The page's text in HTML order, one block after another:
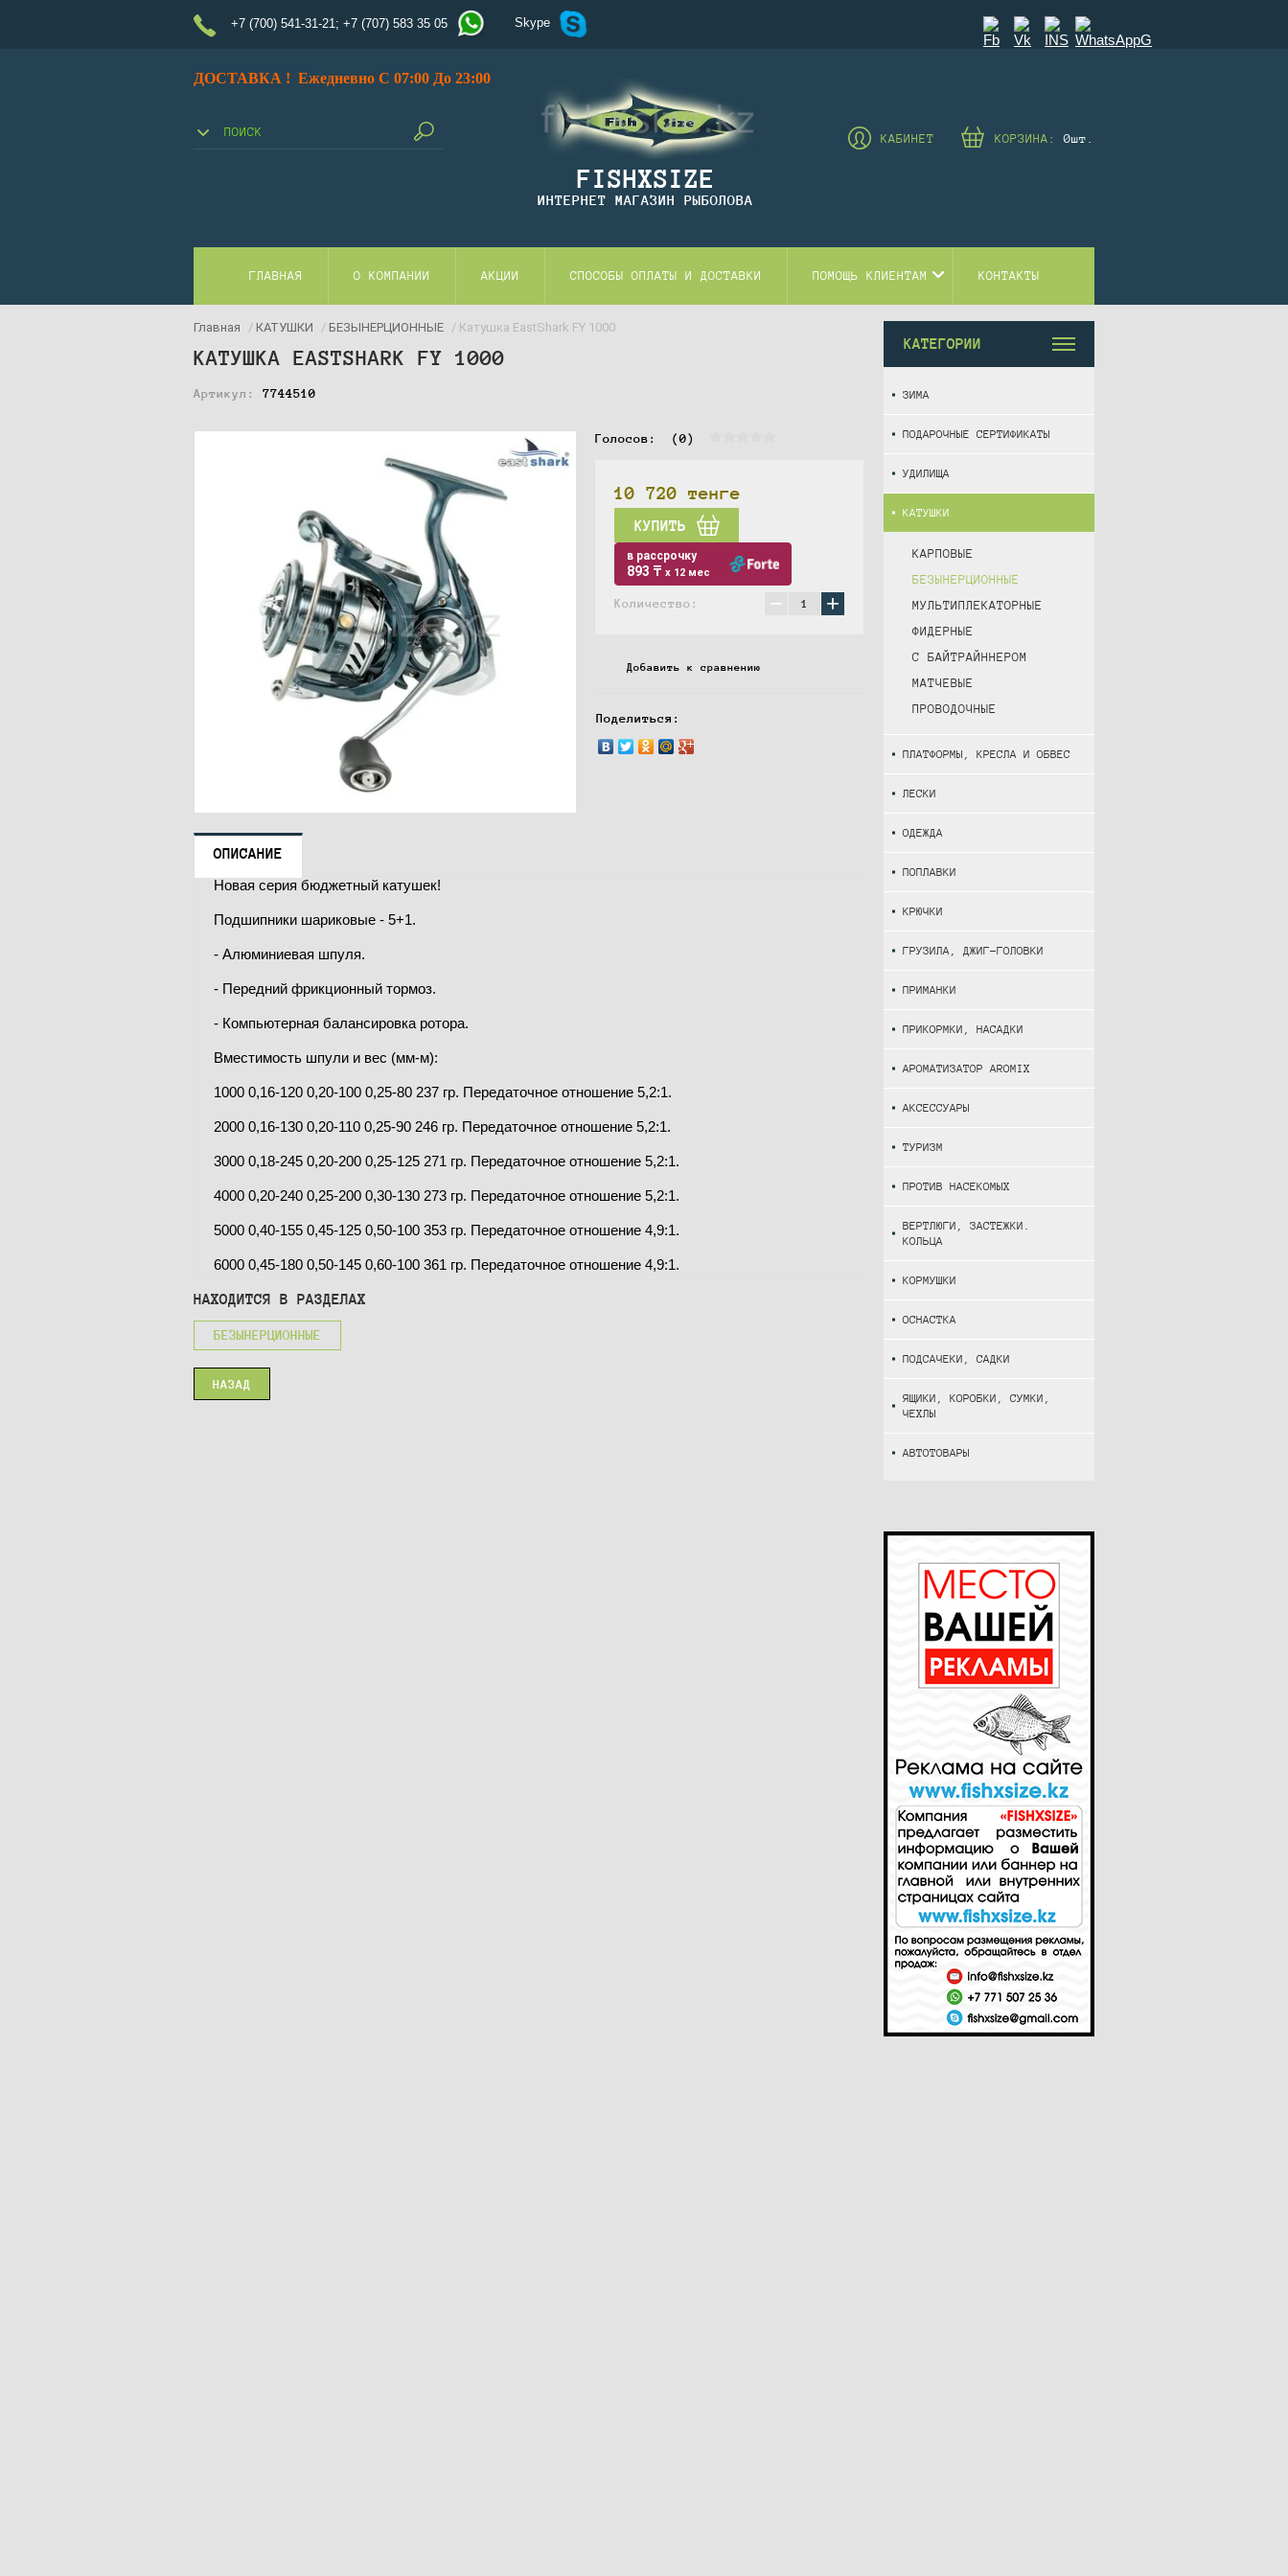
+7 (700) 541-31-21; +7 (707) 583 35 05 Skype
ДОСТАВКА ! Ежедневно С 07:00 До 23:00
КОРЗИНА:0шт.
КАБИНЕТ
FISHXSIZE
ИНТЕРНЕТ МАГАЗИН РЫБОЛОВА
ГЛАВНАЯ О КОМПАНИИ АКЦИИ СПОСОБЫ ОПЛАТЫ И ДОСТАВКИ ПОМОЩЬ КЛИЕНТАМ КОНТАКТЫ
КАТЕГОРИИ
ЗИМА
ПОДАРОЧНЫЕ СЕРТИФИКАТЫ
УДИЛИЩА
КАТУШКИ
КАРПОВЫЕ
БЕЗЫНЕРЦИОННЫЕ
МУЛЬТИПЛЕКАТОРНЫЕ
ФИДЕРНЫЕ
С БАЙТРАЙННЕРОМ
МАТЧЕВЫЕ
ПРОВОДОЧНЫЕ
ПЛАТФОРМЫ, КРЕСЛА И ОБВЕС
ЛЕСКИ
ОДЕЖДА
ПОПЛАВКИ
КРЮЧКИ
ГРУЗИЛА, ДЖИГ-ГОЛОВКИ
ПРИМАНКИ
ПРИКОРМКИ, НАСАДКИ
АРОМАТИЗАТОР AROMIX
АКСЕССУАРЫ
ТУРИЗМ
ПРОТИВ НАСЕКОМЫХ
ВЕРТЛЮГИ, ЗАСТЕЖКИ.
КОЛЬЦА
КОРМУШКИ
ОСНАСТКА
ПОДСАЧЕКИ, САДКИ
ЯЩИКИ, КОРОБКИ, СУМКИ,
ЧЕХЛЫ
АВТОТОВАРЫ
Главная / КАТУШКИ / БЕЗЫНЕРЦИОННЫЕ / Катушка EastShark FY 1000
КАТУШКА EASTSHARK FY 1000
Артикул: 7744510
Голосов: (0)
10 720 тенге
КУПИТЬ
в рассрочку
893 ₸ x 12 мес
Количество: − +
Добавить к сравнению
Поделиться:
ОПИСАНИЕ
Новая серия бюджетный катушек!
Подшипники шариковые - 5+1.
- Алюминиевая шпуля.
- Передний фрикционный тормоз.
- Компьютерная балансировка ротора.
Вместимость шпули и вес (мм-м):
1000 0,16-120 0,20-100 0,25-80 237 гр. Передаточное отношение 5,2:1.
2000 0,16-130 0,20-110 0,25-90 246 гр. Передаточное отношение 5,2:1.
3000 0,18-245 0,20-200 0,25-125 271 гр. Передаточное отношение 5,2:1.
4000 0,20-240 0,25-200 0,30-130 273 гр. Передаточное отношение 5,2:1.
5000 0,40-155 0,45-125 0,50-100 353 гр. Передаточное отношение 4,9:1.
6000 0,45-180 0,50-145 0,60-100 361 гр. Передаточное отношение 4,9:1.
НАХОДИТСЯ В РАЗДЕЛАХ
БЕЗЫНЕРЦИОННЫЕ
НАЗАД